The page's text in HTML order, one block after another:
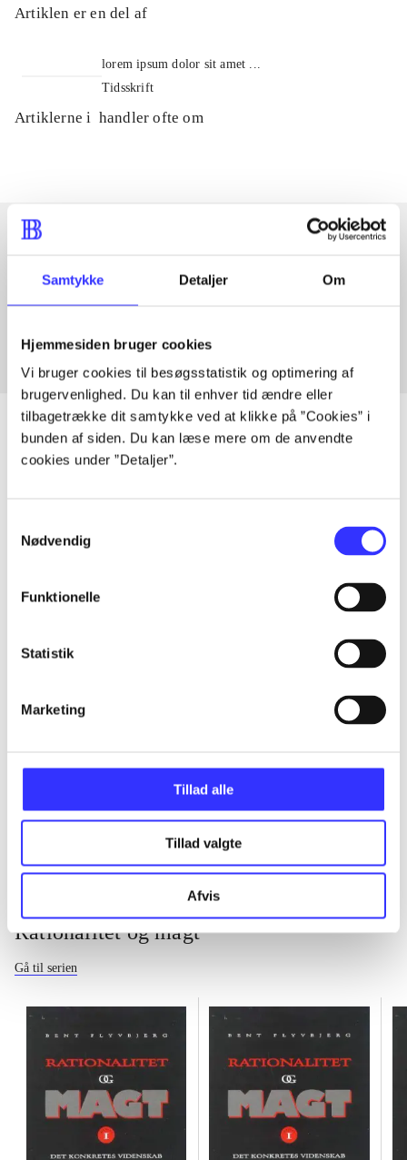
Samtykke Detaljer Om
Hjemmesiden bruger cookies
Vi bruger cookies til besøgsstatistik og optimering af
brugervenlighed. Du kan til enhver tid ændre eller
tilbagetrække dit samtykke ved at klikke på ”Cookies” i
bunden af siden. Du kan læse mere om de anvendte
cookies under ”Detaljer”.
Nødvendig
Funktionelle
Statistik
Marketing
Tillad alle
Tillad valgte
Afvis
Artiklen er en del af
lorem ipsum dolor sit amet ...
Tidsskrift
Artiklerne i handler ofte om
Artikler med samme emner
Fra
Rationalitet og magt
Gå til serien